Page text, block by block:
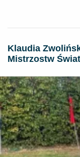
Klaudia
Mistrzostw